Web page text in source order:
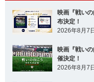
映画『戦い
布決定！
2026年8月7日
映画『戦い
催決定！
2026年8月7日